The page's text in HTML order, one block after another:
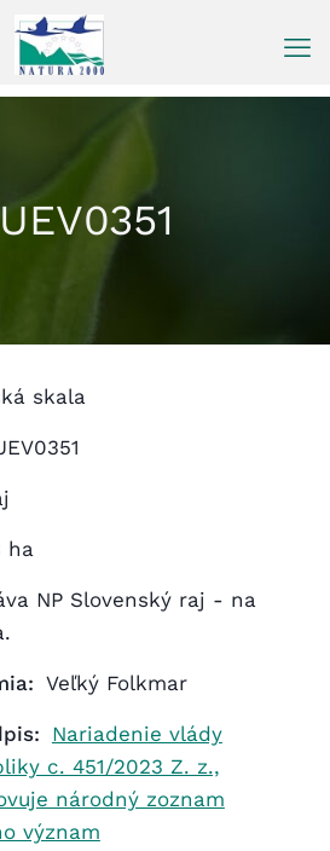
skala
ha
NP Slovenský raj - na
Veľký Folkmar
Nariadenie vlády
c. 451/2023 Z. z.,
národný zoznam
význam